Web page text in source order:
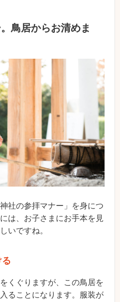
鳥居からお清めま
社の参拝マナー」を身につ
は、お子さまにお手本を見
いですね。
くぐりますが、この鳥居を
ることになります。服装が